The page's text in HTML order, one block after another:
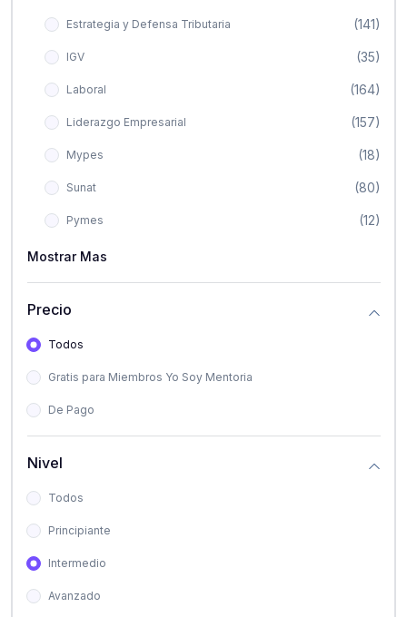
Estrategia y Defensa Tributaria (141)
IGV (35)
Laboral (164)
Liderazgo Empresarial (157)
Mypes (18)
Sunat (80)
Pymes (12)
Mostrar Mas
Precio
Todos
Gratis para Miembros Yo Soy Mentoria
De Pago
Nivel
Todos
Principiante
Intermedio
Avanzado